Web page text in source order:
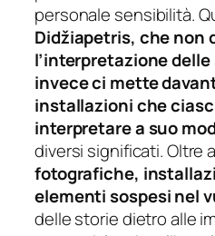
personale sensibilità.
Didžiapetris, che non
l’interpretazione
invece ci mette
installazioni che
interpretare a suo
diversi significati. Oltre
fotografiche,
elementi sospesi nel
delle storie dietro alle